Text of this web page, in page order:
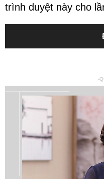
trình duyệt này cho
-